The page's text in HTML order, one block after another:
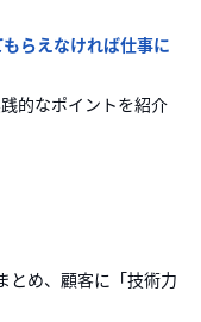
らえなければ仕事に
的なポイントを紹介
め、顧客に「技術力